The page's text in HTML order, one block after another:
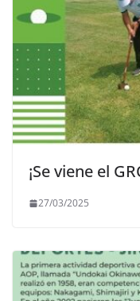
¡Se viene el
27/03/2025